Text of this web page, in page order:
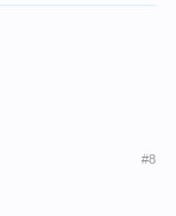
#8